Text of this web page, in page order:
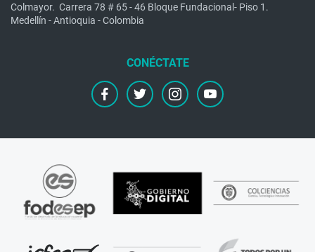
Colmayor. Carrera 78 # 65 - 46 Bloque Fundacional- Piso 1.
Medellín - Antioquia - Colombia